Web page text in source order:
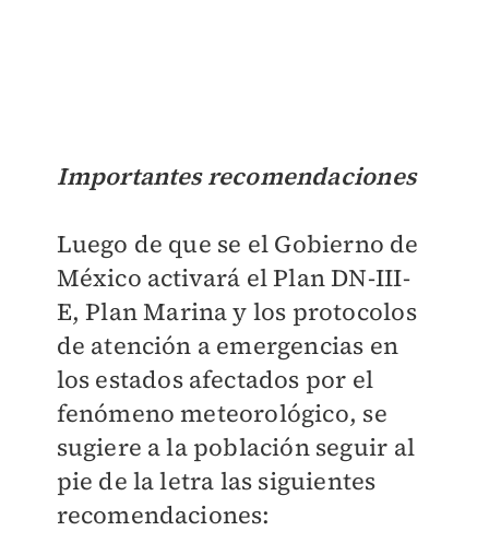
Importantes recomendaciones
Luego de que se el Gobierno de
México activará el Plan DN-III-
E, Plan Marina y los protocolos
de atención a emergencias en
los estados afectados por el
fenómeno meteorológico, se
sugiere a la población seguir al
pie de la letra las siguientes
recomendaciones: